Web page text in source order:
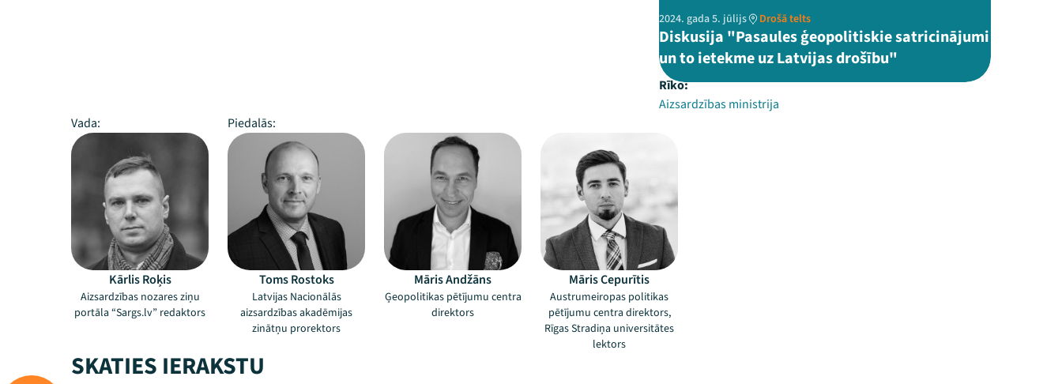
2024. gada 5. jūlijs Drošā telts
Diskusija "Pasaules ģeopolitiskie satricinājumi
un to ietekme uz Latvijas drošību"
Rīko:
Aizsardzības ministrija
Vada:
Piedalās:
Kārlis Roķis
Aizsardzības nozares ziņu
portāla “Sargs.lv” redaktors
Toms Rostoks
Latvijas Nacionālās
aizsardzības akadēmijas
zinātņu prorektors
Māris Andžāns
Ģeopolitikas pētījumu centra
direktors
Māris Cepurītis
Austrumeiropas politikas
pētījumu centra direktors,
Rīgas Stradiņa universitātes
lektors
SKATIES IERAKSTU